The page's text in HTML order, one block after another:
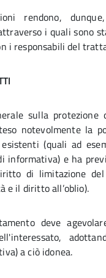
rendono,
i quali sono
i responsabili del
sulla
notevolmente la
(quali ad
informativa) e ha
di limitazione
e il diritto all’oblio).
deve
a ciò idonea.